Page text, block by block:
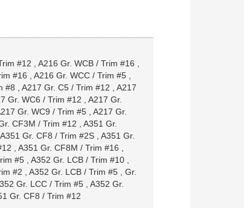
#12 A216 Gr. WCB / Trim #16
#16 A216 Gr. WCC / Trim #5,
#8 A217 Gr. C5 / Trim #12
A217
Gr. WC6 / Trim #12
A217 Gr.
Gr. WC9 / Trim #5, A217 Gr.
CF3M / Trim #12
A351 Gr.
A351 Gr. CF8 / Trim #2S, A351 Gr.
A351 Gr. CF8M / Trim #16
#5, A352 Gr. LCB / Trim #10,
#2 A352 Gr. LCB / Trim #5, Gr.
Gr. LCC / Trim #5, A352 Gr.
Gr. CF8 / Trim #12